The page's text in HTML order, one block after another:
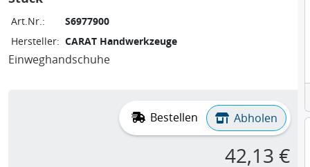
Art.Nr.:
S6977900
Hersteller: CARAT Handwerkzeuge
Einweghandschuhe
Bestellen Abholen
42,13 €